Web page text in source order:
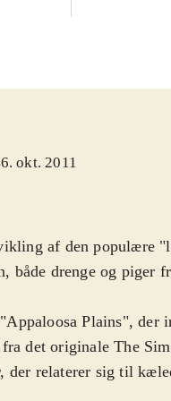
okt. 2011
af den populære
både drenge og piger
Plains", der
det originale The
der relaterer sig til